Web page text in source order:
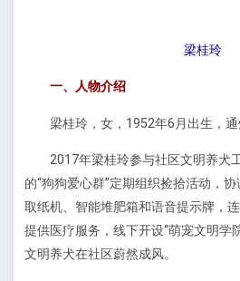
梁桂玲
一、人物介绍
梁桂玲，女，1952年6月出生，通
2017年梁桂玲参与社区文明养犬
的“狗狗爱心群”定期组织捡拾活动，
取纸机、智能堆肥箱和语音提示牌，
提供医疗服务，线下开设“萌宠文明学
文明养犬在社区蔚然成风。